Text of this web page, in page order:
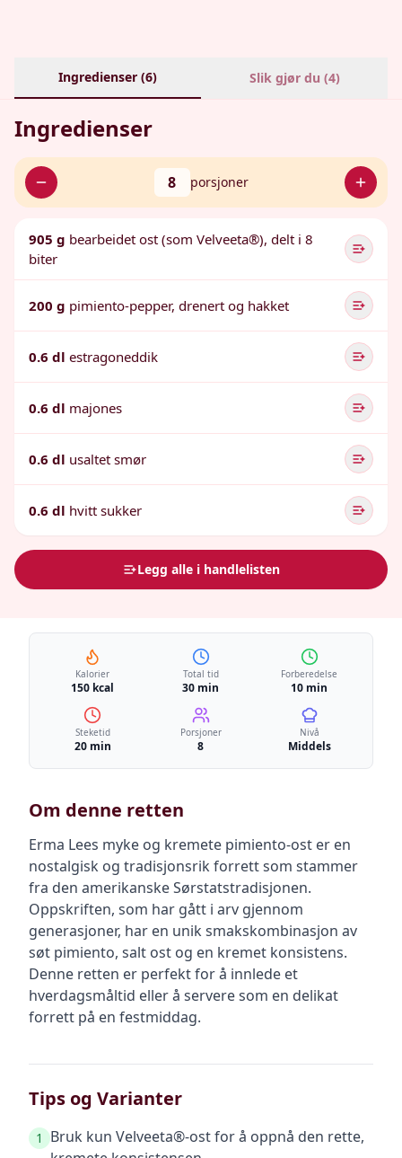
Ingredienser (6) Slik gjør du (4)
Ingredienser
8 porsjoner
905 g bearbeidet ost (som Velveeta®), delt i 8
biter
200 g pimiento-pepper, drenert og hakket
0.6 dl estragoneddik
0.6 dl majones
0.6 dl usaltet smør
0.6 dl hvitt sukker
Legg alle i handlelisten
Kalorier
150 kcal
Total tid
30 min
Forberedelse
10 min
Steketid
20 min
Porsjoner
8
Nivå
Middels
Om denne retten
Erma Lees myke og kremete pimiento-ost er en
nostalgisk og tradisjonsrik forrett som stammer
fra den amerikanske Sørstatstradisjonen.
Oppskriften, som har gått i arv gjennom
generasjoner, har en unik smakskombinasjon av
søt pimiento, salt ost og en kremet konsistens.
Denne retten er perfekt for å innlede et
hverdagsmåltid eller å servere som en delikat
forrett på en festmiddag.
Tips og Varianter
1
Bruk kun Velveeta®-ost for å oppnå den rette,